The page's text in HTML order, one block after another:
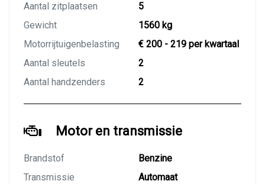
Aantal zitplaatsen
5
Gewicht
1560 kg
Motorrijtuigenbelasting
€ 200 - 219 per kwartaal
Aantal sleutels
2
Aantal handzenders
2
Motor en transmissie
Brandstof
Benzine
Transmissie
Automaat